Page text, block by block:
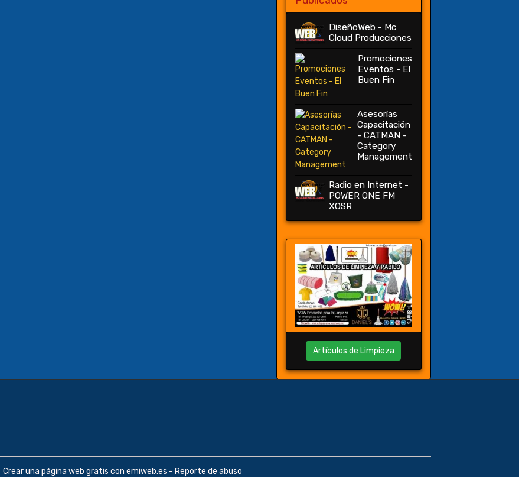
DiseñoWeb - Mc
Cloud Producciones
Promociones
Eventos - El
Buen Fin
Asesorías
Capacitación
- CATMAN -
Category
Management
Radio en Internet -
POWER ONE FM
XOSR
Artículos de Limpieza
Crear una página web gratis con emiweb.es - Reporte de abuso